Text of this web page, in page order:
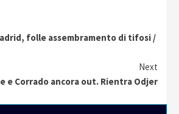
folle assembramento di tifosi /
Next
e Corrado ancora out. Rientra Odjer